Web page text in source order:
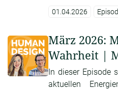
01.04.2026
März 2026:
Wahrheit |
In dieser Episode
aktuellen